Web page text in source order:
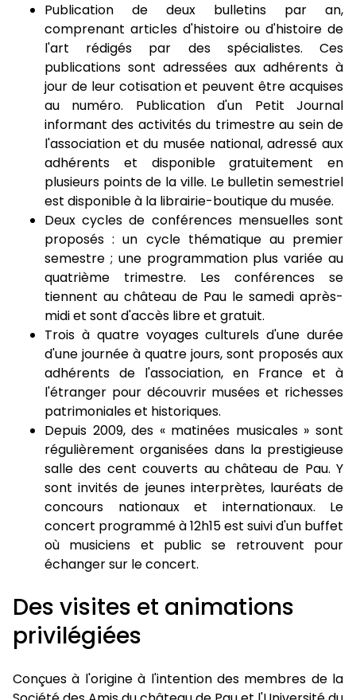
Publication de deux bulletins par an,
comprenant articles d'histoire ou d'histoire de
l'art rédigés par des spécialistes. Ces
publications sont adressées aux adhérents à
jour de leur cotisation et peuvent être acquises
au numéro. Publication d'un Petit Journal
informant des activités du trimestre au sein de
l'association et du musée national, adressé aux
adhérents et disponible gratuitement en
plusieurs points de la ville. Le bulletin semestriel
est disponible à la librairie-boutique du musée.
Deux cycles de conférences mensuelles sont
proposés : un cycle thématique au premier
semestre ; une programmation plus variée au
quatrième trimestre. Les conférences se
tiennent au château de Pau le samedi après-
midi et sont d'accès libre et gratuit.
Trois à quatre voyages culturels d'une durée
d'une journée à quatre jours, sont proposés aux
adhérents de l'association, en France et à
l'étranger pour découvrir musées et richesses
patrimoniales et historiques.
Depuis 2009, des « matinées musicales » sont
régulièrement organisées dans la prestigieuse
salle des cent couverts au château de Pau. Y
sont invités de jeunes interprètes, lauréats de
concours nationaux et internationaux. Le
concert programmé à 12h15 est suivi d'un buffet
où musiciens et public se retrouvent pour
échanger sur le concert.
Des visites et animations
privilégiées
Conçues à l'origine à l'intention des membres de la